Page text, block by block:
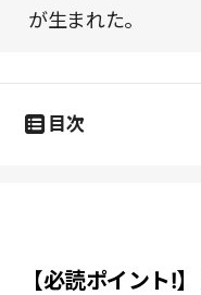
が生まれた。
目次
【必読ポイント!